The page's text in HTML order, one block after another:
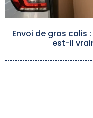
Envoi de gros
est-il